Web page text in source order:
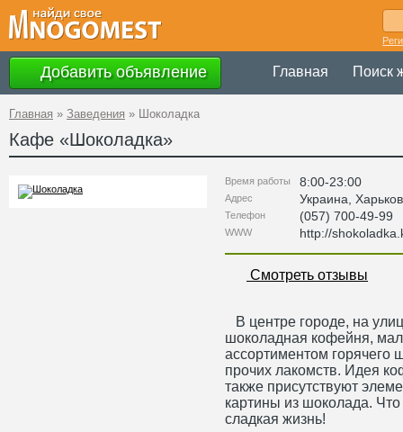
Добавить объявление Главная Поиск
Главная » Заведения » Шоколадка
Кафе «Шоколадка»
Время работы 8:00-23:00
Адрес Украина
Телефон (057) 700-49-99
WWW http://
Смотреть отзывы
В центре городе, на
шоколадная кофейня,
ассортиментом
прочих лакомств. Идея
также присутствуют
картины из шоколада.
сладкая жизнь!